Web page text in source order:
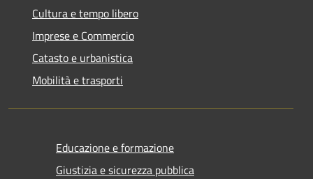
Cultura e tempo libero
Imprese e Commercio
Catasto e urbanistica
Mobilità e trasporti
Educazione e formazione
Giustizia e sicurezza pubblica